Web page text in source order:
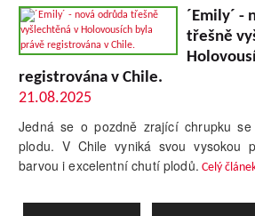
´Emily´ -
třešně
registrována v Chile.
21.08.2025
Jedná se o pozdně zrající chrupku se
plodu. V Chile vyniká svou vysokou
barvou i excelentní chutí plodů. Celý